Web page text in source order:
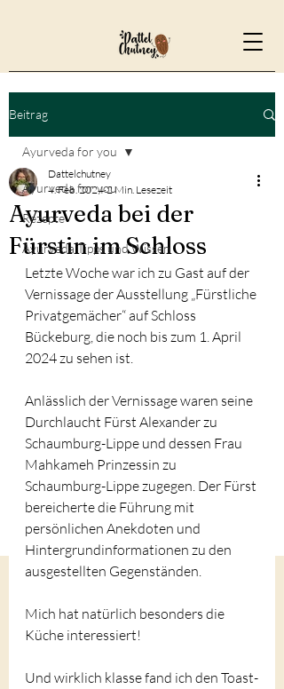
Beitrag
Ayurveda for you
Rezepte
Ayurveda Tipps und Wissen
Ayurveda for you
Ayurveda bei der
Fürstin im Schloss
Dattelchutney
4. Feb. 2024 2 Min. Lesezeit
Letzte Woche war ich zu Gast auf der
Vernissage der Ausstellung „Fürstliche
Privatgemächer“ auf Schloss
Bückeburg, die noch bis zum 1. April
2024 zu sehen ist.
Anlässlich der Vernissage waren seine
Durchlaucht Fürst Alexander zu
Schaumburg-Lippe und dessen Frau
Mahkameh Prinzessin zu
Schaumburg-Lippe zugegen. Der Fürst
bereicherte die Führung mit
persönlichen Anekdoten und
Hintergrundinformationen zu den
ausgestellten Gegenständen.
Mich hat natürlich besonders die
Küche interessiert!
Und wirklich klasse fand ich den Toast-